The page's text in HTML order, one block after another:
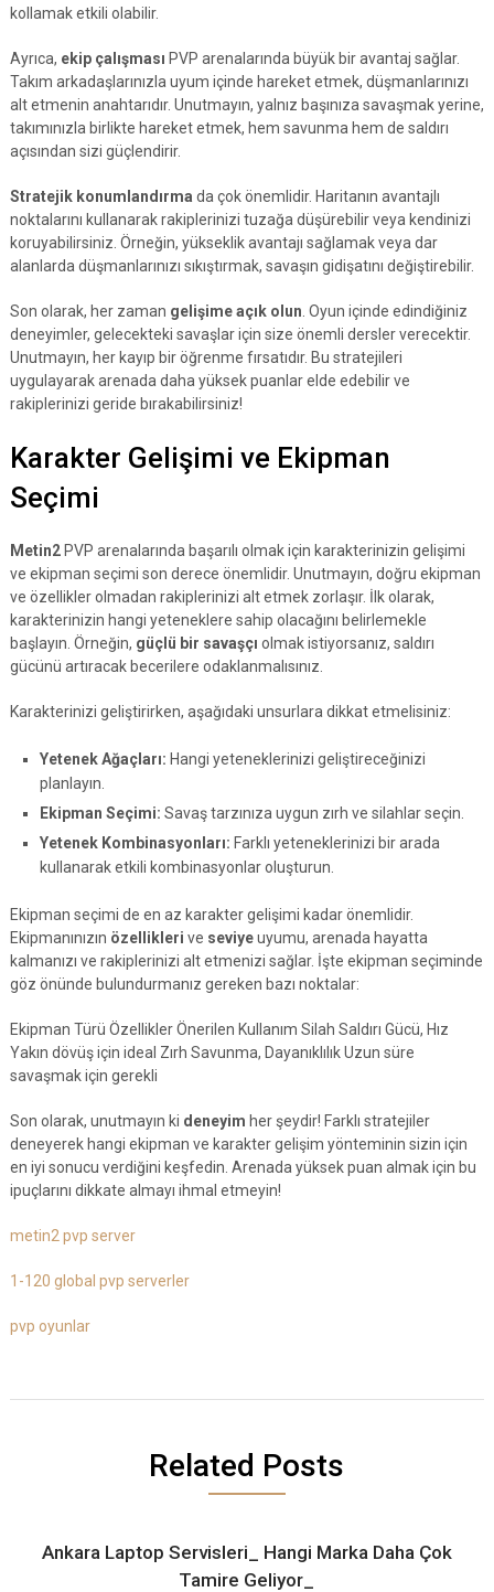
kollamak etkili olabilir.
Ayrıca, ekip çalışması PVP arenalarında büyük bir avantaj sağlar.
Takım arkadaşlarınızla uyum içinde hareket etmek, düşmanlarınızı
alt etmenin anahtarıdır. Unutmayın, yalnız başınıza savaşmak yerine,
takımınızla birlikte hareket etmek, hem savunma hem de saldırı
açısından sizi güçlendirir.
Stratejik konumlandırma da çok önemlidir. Haritanın avantajlı
noktalarını kullanarak rakiplerinizi tuzağa düşürebilir veya kendinizi
koruyabilirsiniz. Örneğin, yükseklik avantajı sağlamak veya dar
alanlarda düşmanlarınızı sıkıştırmak, savaşın gidişatını değiştirebilir.
Son olarak, her zaman gelişime açık olun . Oyun içinde edindiğiniz
deneyimler, gelecekteki savaşlar için size önemli dersler verecektir.
Unutmayın, her kayıp bir öğrenme fırsatıdır. Bu stratejileri
uygulayarak arenada daha yüksek puanlar elde edebilir ve
rakiplerinizi geride bırakabilirsiniz!
Karakter Gelişimi ve Ekipman
Seçimi
Metin2PVP arenalarında başarılı olmak için karakterinizin gelişimi
ve ekipman seçimi son derece önemlidir. Unutmayın, doğru ekipman
ve özellikler olmadan rakiplerinizi alt etmek zorlaşır. İlk olarak,
karakterinizin hangi yeteneklere sahip olacağını belirlemekle
başlayın. Örneğin, güçlü bir savaşçı olmak istiyorsanız, saldırı
gücünü artıracak becerilere odaklanmalısınız.
Karakterinizi geliştirirken, aşağıdaki unsurlara dikkat etmelisiniz:
Yetenek Ağaçları: Hangi yeteneklerinizi geliştireceğinizi
planlayın.
Ekipman Seçimi: Savaş tarzınıza uygun zırh ve silahlar seçin.
Yetenek Kombinasyonları: Farklı yeteneklerinizi bir arada
kullanarak etkili kombinasyonlar oluşturun.
Ekipman seçimi de en az karakter gelişimi kadar önemlidir.
Ekipmanınızın özellikleri ve seviyeuyumu, arenada hayatta
kalmanızı ve rakiplerinizi alt etmenizi sağlar. İşte ekipman seçiminde
göz önünde bulundurmanız gereken bazı noktalar:
Ekipman Türü Özellikler Önerilen Kullanım Silah Saldırı Gücü, Hız
Yakın dövüş için ideal Zırh Savunma, Dayanıklılık Uzun süre
savaşmak için gerekli
Son olarak, unutmayın ki deneyim her şeydir! Farklı stratejiler
deneyerek hangi ekipman ve karakter gelişim yönteminin sizin için
en iyi sonucu verdiğini keşfedin. Arenada yüksek puan almak için bu
ipuçlarını dikkate almayı ihmal etmeyin!
metin2 pvp server
1-120 global pvp serverler
pvp oyunlar
Related Posts
Ankara Laptop Servisleri_ Hangi Marka Daha Çok
Tamire Geliyor_